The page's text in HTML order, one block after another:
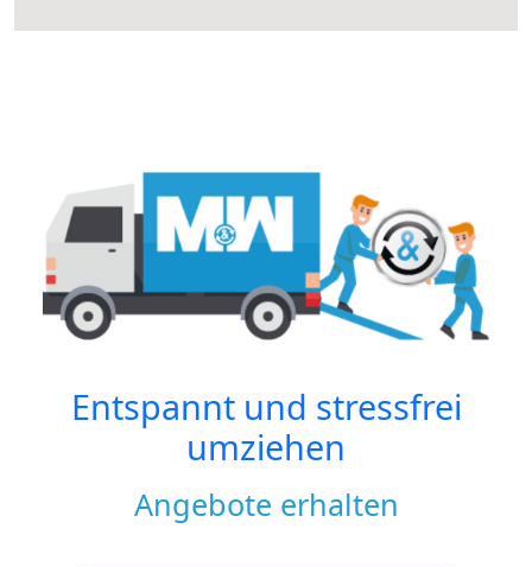
Entspannt und stressfrei
umziehen
Angebote erhalten